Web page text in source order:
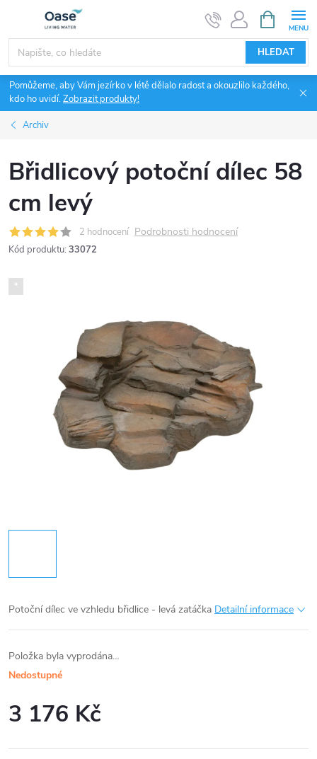
obsah
HLEDAT
NÁKUPNÍ
KOŠÍK
Pomůžeme, aby Vám jezírko v létě dělalo radost a okouzlilo každého,
kdo ho uvidí.Zobrazit produkty!
Archiv
Břidlicový potoční dílec 58
cm levý
2 hodnocení Podrobnosti hodnocení
Kód produktu: 33072
*
Potoční dílec ve vzhledu břidlice - levá zatáčka Detailní informace
Položka byla vyprodána…
Nedostupné
3 176 Kč
cena: